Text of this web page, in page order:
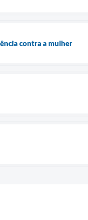
contra a mulher